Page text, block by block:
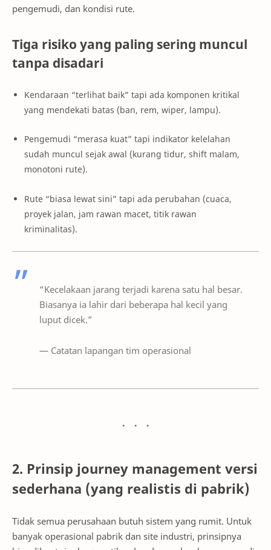
pengemudi, dan kondisi rute.
Tiga risiko yang paling sering muncul
tanpa disadari
Kendaraan “terlihat baik” tapi ada komponen kritikal
yang mendekati batas (ban, rem, wiper, lampu).
Pengemudi “merasa kuat” tapi indikator kelelahan
sudah muncul sejak awal (kurang tidur, shift malam,
monotoni rute).
Rute “biasa lewat sini” tapi ada perubahan (cuaca,
proyek jalan, jam rawan macet, titik rawan
kriminalitas).
“Kecelakaan jarang terjadi karena satu hal besar.
Biasanya ia lahir dari beberapa hal kecil yang
luput dicek.”
— Catatan lapangan tim operasional
2. Prinsip journey management versi
sederhana (yang realistis di pabrik)
Tidak semua perusahaan butuh sistem yang rumit. Untuk
banyak operasional pabrik dan site industri, prinsipnya